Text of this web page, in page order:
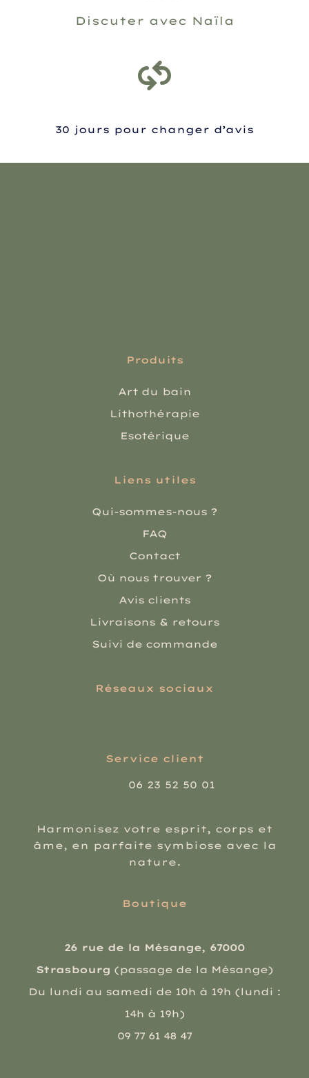
Discuter avec Naïla
30 jours pour changer d’avis
Produits
Art du bain
Lithothérapie
Esotérique
Liens utiles
Qui-sommes-nous ?
FAQ
Contact
Où nous trouver ?
Avis clients
Livraisons & retours
Suivi de commande
Réseaux sociaux
Service client
06 23 52 50 01
Harmonisez votre esprit, corps et
âme, en parfaite symbiose avec la
nature.
Boutique
26 rue de la Mésange, 67000
Strasbourg (passage de la Mésange)
Du lundi au samedi de 10h à 19h (lundi :
14h à 19h)
09 77 61 48 47